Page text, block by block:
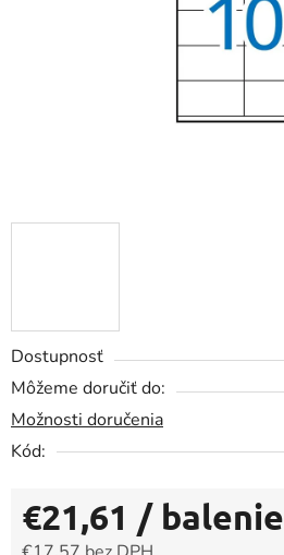
Dostupnosť
Môžeme doručiť do:
Možnosti doručenia
Kód:
€21,61 / balenie